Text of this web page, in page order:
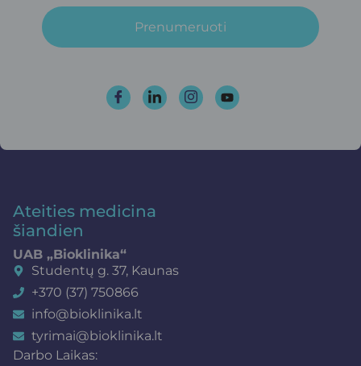
Prenumeruoti
Ateities medicina
šiandien
UAB „Bioklinika“
Studentų g. 37, Kaunas
+370 (37) 750866
info@bioklinika.lt
tyrimai@bioklinika.lt
Darbo Laikas: